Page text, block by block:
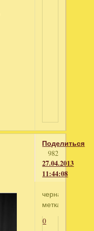
Поделиться
982
27.04.2013
11:44:08
черная
метка
0